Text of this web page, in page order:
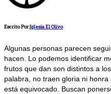
Escrito Por:Iglesia El Olivo
Algunas personas parecen
hacen. Lo podemos identificar
frutos que dan son distintos a
palabra, no traen gloria ni
está equivocado. Buscan